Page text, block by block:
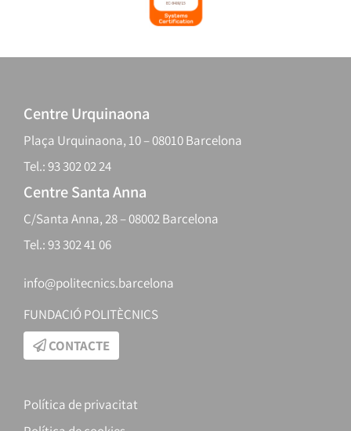
Centre Urquinaona
Plaça Urquinaona, 10 – 08010 Barcelona
Tel.: 93 302 02 24
Centre Santa Anna
C/Santa Anna, 28 – 08002 Barcelona
Tel.: 93 302 41 06
info@politecnics.barcelona
FUNDACIÓ POLITÈCNICS
CONTACTE
Política de privacitat